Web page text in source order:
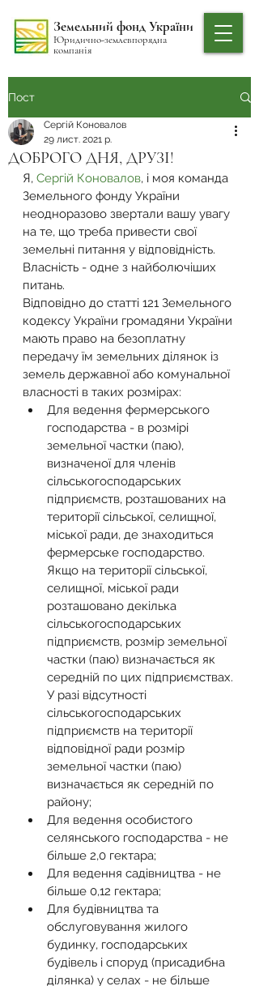
Земельний фонд України
Юридично-землевпорядна
компанія
Пост
ДОБРОГО ДНЯ, ДРУЗІ!
Сергій Коновалов
29 лист. 2021 р.
Я, Сергій Коновалов, і моя команда
Земельного фонду України
неодноразово звертали вашу увагу
на те, що треба привести свої
земельні питання у відповідність.
Власність - одне з найболючіших
питань.
Відповідно до статті 121 Земельного
кодексу України громадяни України
мають право на безоплатну
передачу їм земельних ділянок із
земель державної або комунальної
власності в таких розмірах:
Для ведення фермерського
господарства - в розмірі
земельної частки (паю),
визначеної для членів
сільськогосподарських
підприємств, розташованих на
території сільської, селищної,
міської ради, де знаходиться
фермерське господарство.
Якщо на території сільської,
селищної, міської ради
розташовано декілька
сільськогосподарських
підприємств, розмір земельної
частки (паю) визначається як
середній по цих підприємствах.
У разі відсутності
сільськогосподарських
підприємств на території
відповідної ради розмір
земельної частки (паю)
визначається як середній по
району;
Для ведення особистого
селянського господарства - не
більше 2,0 гектара;
Для ведення садівництва - не
більше 0,12 гектара;
Для будівництва та
обслуговування жилого
будинку, господарських
будівель і споруд (присадибна
ділянка) у селах - не більше